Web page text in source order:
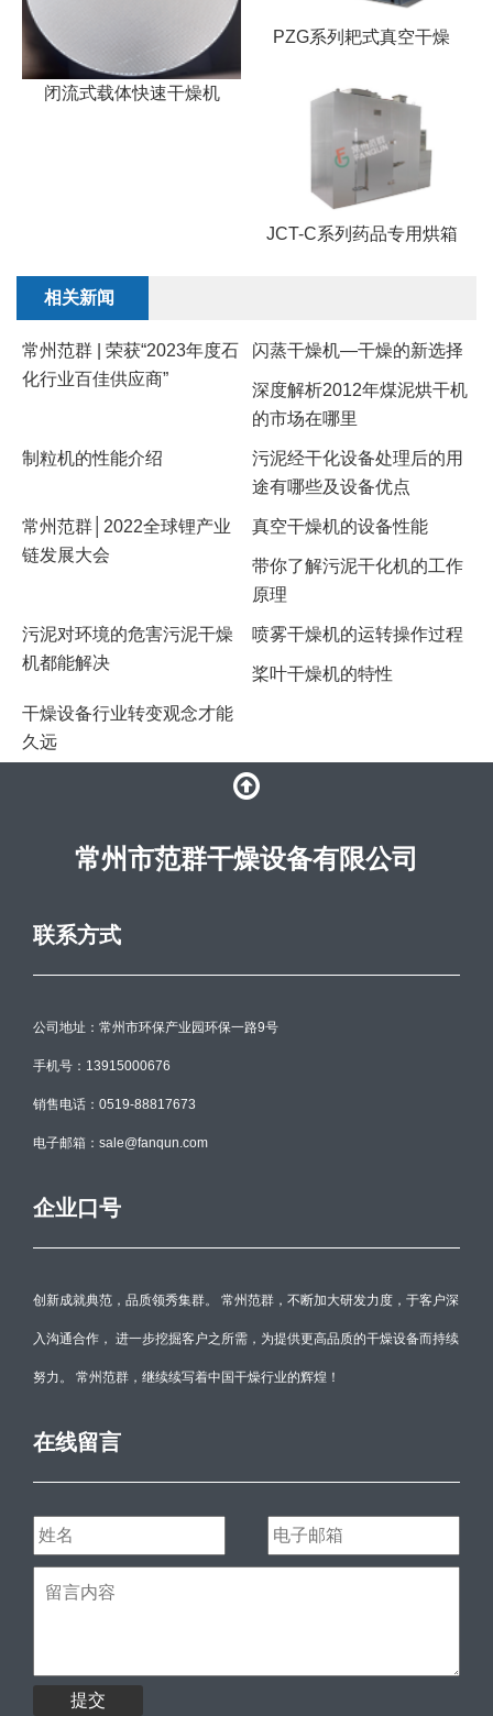
闭流式载体快速干燥机
PZG系列耙式真空干燥
JCT-C系列药品专用烘箱
相关新闻
常州范群 | 荣获“2023年度石
化行业百佳供应商”
闪蒸干燥机—干燥的新选择
深度解析2012年煤泥烘干机
的市场在哪里
制粒机的性能介绍
污泥经干化设备处理后的用
途有哪些及设备优点
常州范群│2022全球锂产业
链发展大会
真空干燥机的设备性能
带你了解污泥干化机的工作
原理
​污泥对环境的危害污泥干燥
机都能解决
​喷雾干燥机的运转操作过程
桨叶干燥机的特性
干燥设备行业转变观念才能
久远
常州市范群干燥设备有限公司
联系方式
公司地址：常州市环保产业园环保一路9号
手机号：13915000676
销售电话：0519-88817673
电子邮箱：sale@fanqun.com
企业口号
创新成就典范，品质领秀集群。 常州范群，不断加大研发力度，于客户深
入沟通合作， 进一步挖掘客户之所需，为提供更高品质的干燥设备而持续
努力。 常州范群，继续续写着中国干燥行业的辉煌！
在线留言
提交